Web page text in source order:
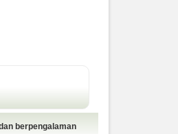
berpengalaman